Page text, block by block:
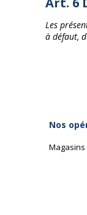
Les
à défaut,
Nos